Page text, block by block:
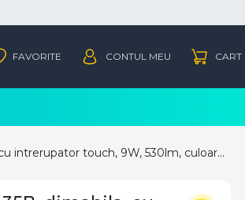
Lampa de birou LED Fruggy 58435B, dimabila, cu intrerupator touch, 9W, 530lm, culoare calda, neutra, rece, gri+crom, IP20, Globo